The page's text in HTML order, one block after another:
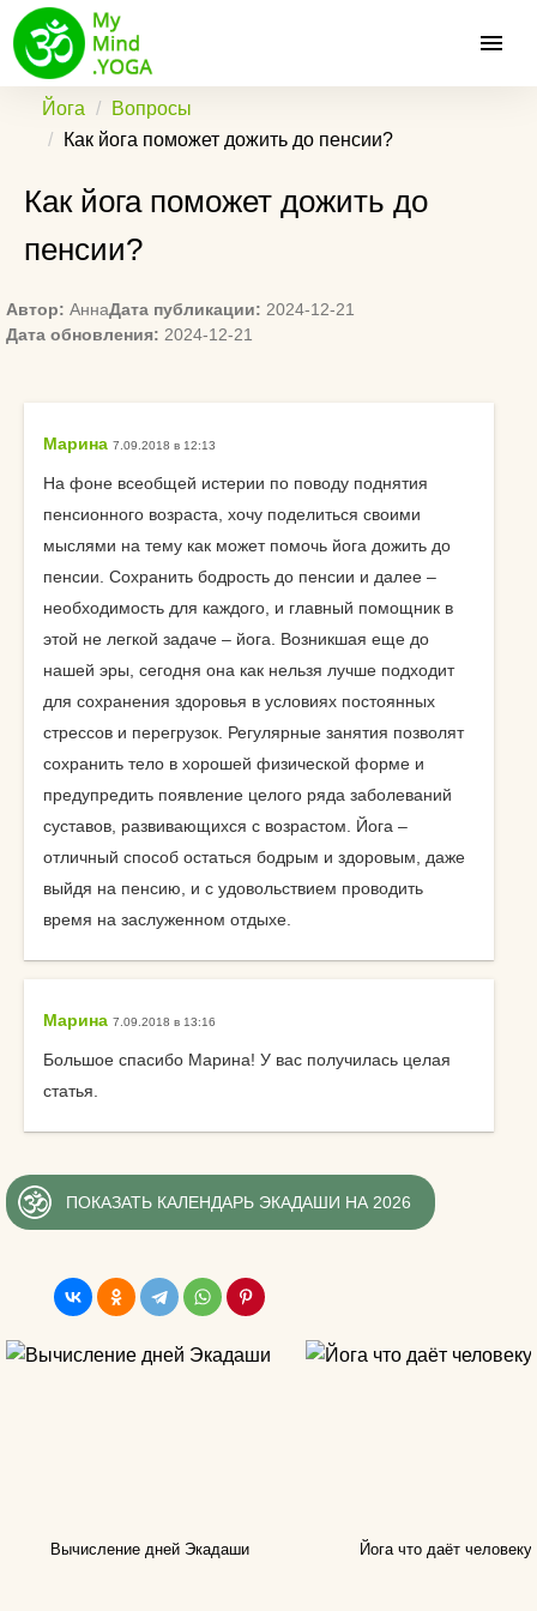
Йога
Вопросы
Как йога поможет дожить до пенсии?
Как йога поможет дожить до
пенсии?
Автор: АннаДата публикации: 2024-12-21
Дата обновления: 2024-12-21
Марина 7.09.2018 в 12:13
На фоне всеобщей истерии по поводу поднятия
пенсионного возраста, хочу поделиться своими
мыслями на тему как может помочь йога дожить до
пенсии. Сохранить бодрость до пенсии и далее –
необходимость для каждого, и главный помощник в
этой не легкой задаче – йога. Возникшая еще до
нашей эры, сегодня она как нельзя лучше подходит
для сохранения здоровья в условиях постоянных
стрессов и перегрузок. Регулярные занятия позволят
сохранить тело в хорошей физической форме и
предупредить появление целого ряда заболеваний
суставов, развивающихся с возрастом. Йога –
отличный способ остаться бодрым и здоровым, даже
выйдя на пенсию, и с удовольствием проводить
время на заслуженном отдыхе.
Марина 7.09.2018 в 13:16
Большое спасибо Марина! У вас получилась целая
статья.
ПОКАЗАТЬ КАЛЕНДАРЬ ЭКАДАШИ НА 2026
Вычисление дней Экадаши Йога что даёт